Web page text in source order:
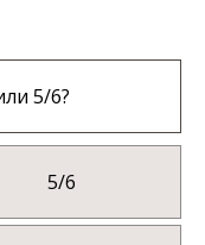
5/6?
5/6